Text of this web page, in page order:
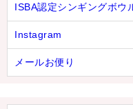
ISBA認定シンギングボウ
Instagram
メールお便り